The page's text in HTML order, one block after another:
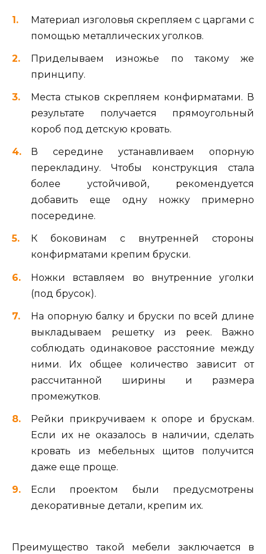
Материал изголовья скрепляем с царгами с
помощью металлических уголков.
Приделываем изножье по такому же
принципу.
Места стыков скрепляем конфирматами. В
результате получается прямоугольный
короб под детскую кровать.
В середине устанавливаем опорную
перекладину. Чтобы конструкция стала
более устойчивой, рекомендуется
добавить еще одну ножку примерно
посередине.
К боковинам с внутренней стороны
конфирматами крепим бруски.
Ножки вставляем во внутренние уголки
(под брусок).
На опорную балку и бруски по всей длине
выкладываем решетку из реек. Важно
соблюдать одинаковое расстояние между
ними. Их общее количество зависит от
рассчитанной ширины и размера
промежутков.
Рейки прикручиваем к опоре и брускам.
Если их не оказалось в наличии, сделать
кровать из мебельных щитов получится
даже еще проще.
Если проектом были предусмотрены
декоративные детали, крепим их.
Преимущество такой мебели заключается в